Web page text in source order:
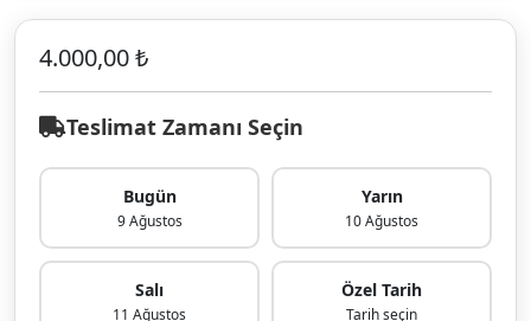
4.000,00 ₺
Teslimat Zamanı Seçin
Bugün
9 Ağustos
Yarın
10 Ağustos
Salı
11 Ağustos
Özel Tarih
Tarih seçin